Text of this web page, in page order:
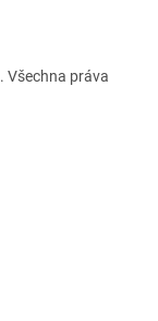
. Všechna práva